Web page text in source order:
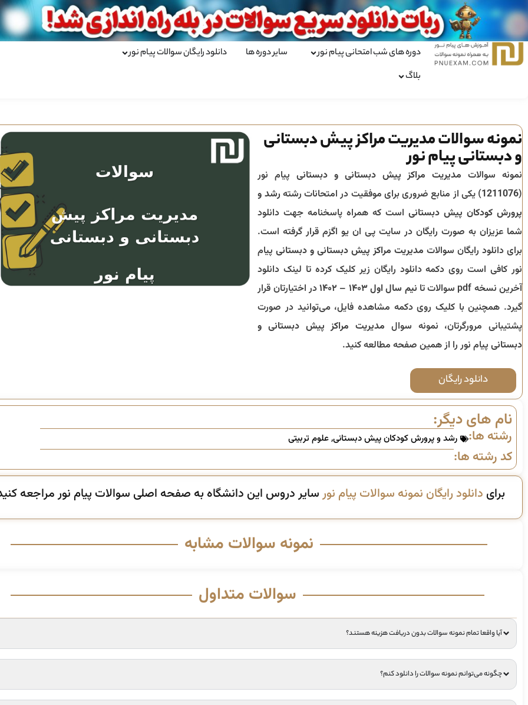
دوره های شب امتحانی پیام نور سایر دوره ها
دانلود رایگان سوالات پیام نور
بلاگ
نمونه سوالات مدیریت مراکز پیش دبستانی
و دبستانی پیام نور
نمونه سوالات مدیریت مراکز پیش دبستانی و دبستانیپیام نور
(
1211076) یکی از منابع ضروری برای موفقیت در امتحانات رشته رشد و
پرورش کودکان پیش دبستانیاست که همراه پاسخنامه جهت دانلود
شما عزیزان به صورت رایگان در سایت پی ان یو اگزم قرار گرفته است.
برای دانلود رایگان سوالات مدیریت مراکز پیش دبستانی و دبستانیپیام
نور کافی است روی دکمه دانلود رایگان زیر کلیک کرده تا لینک دانلود
آخرین نسخه pdf سوالات تا
نیم سال اول ۱۴۰۳ – ۱۴۰۲
در اختیارتان قرار
گیرد. همچنین با کلیک روی دکمه مشاهده فایل، می‌توانید در صورت
پشتیبانی مرورگرتان، نمونه سوال مدیریت مراکز پیش دبستانی و
دبستانی پیام نور را از همین صفحه مطالعه کنید.
دانلود رایگان
نام های دیگر:
رشته ها: رشد و پرورش کودکان پیش دبستانی,علوم تربیتی
کد رشته ها:
برای دانلود رایگان نمونه سوالات پیام نورسایر دروس این دانشگاه به صفحه اصلی سوالات پیام نور مراجعه
نمونه سوالات مشابه
سوالات متداول
آیا واقعا تمام نمونه سوالات بدون دریافت هزینه هستند؟
چگونه می‌توانم نمونه سوالات را دانلود کنم؟